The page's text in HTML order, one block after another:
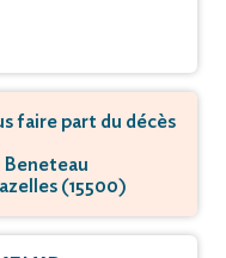
faire part du décès
Beneteau
(15500)